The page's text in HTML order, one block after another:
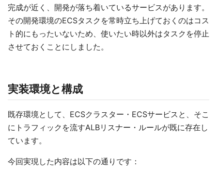
完成が近く、開発が落ち着いているサービスがあります。
その開発環境のECSタスクを常時立ち上げておくのはコス
ト的にもったいないため、使いたい時以外はタスクを停止
させておくことにしました。
実装環境と構成
既存環境として、ECSクラスター・ECSサービスと、そこ
にトラフィックを流すALBリスナー・ルールが既に存在し
ています。
今回実現した内容は以下の通りです：